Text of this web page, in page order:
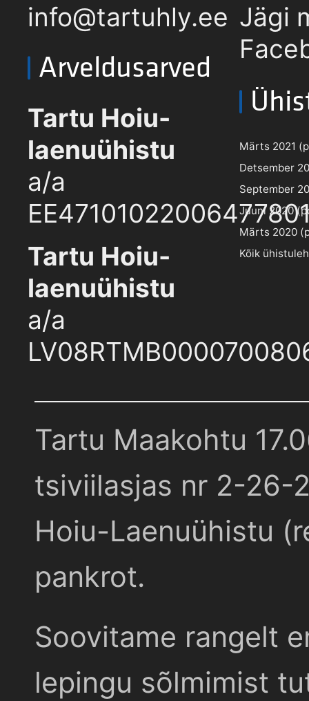
info@tartuhly.ee
Arveldusarved
Tartu Hoiu-
laenuühistu
a/a
Tartu Hoiu-
laenuühistu
a/a
Jägi
Märts 2021
Detsember
September
Juuni 2020
Märts 2020
Kõik
Tartu Maakohtu
tsiviilasjas nr 2-26-
Hoiu-Laenuühistu
pankrot.
Soovitame rangelt
lepingu sõlmimist